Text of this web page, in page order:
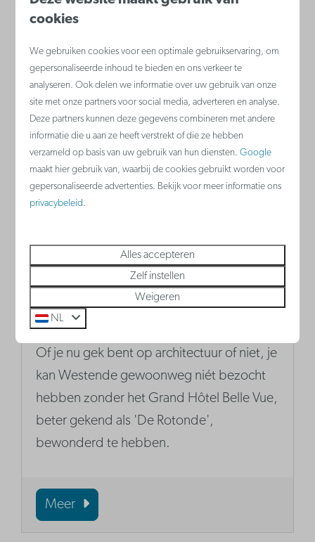
boerderijleven. Hier kunnen ze
zelf verwerken.
Meer
De Rotonde Westende
Of je nu gek bent op architectuur of niet, je
kan Westende gewoonweg niét bezocht
hebben zonder het Grand Hôtel Belle Vue,
beter gekend als 'De Rotonde',
bewonderd te hebben.
Meer
cookies
We gebruiken cookies voor een optimale gebruikservaring, om
gepersonaliseerde inhoud te bieden en ons verkeer te
analyseren. Ook delen we informatie over uw gebruik van onze
site met onze partners voor social media, adverteren en analyse.
Deze partners kunnen deze gegevens combineren met andere
informatie die u aan ze heeft verstrekt of die ze hebben
verzameld op basis van uw gebruik van hun diensten.Google
maakt hier gebruik van, waarbij de cookies gebruikt worden voor
gepersonaliseerde advertenties. Bekijk voor meer informatie ons
privacybeleid.
Alles accepteren
Zelf instellen
Weigeren
NL